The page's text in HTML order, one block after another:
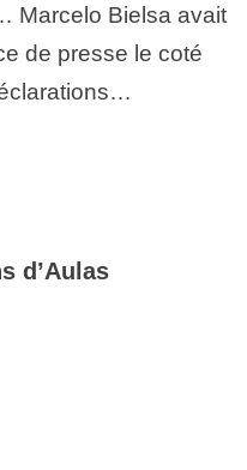
Marcelo Bielsa avait
de presse le coté
d’Aulas